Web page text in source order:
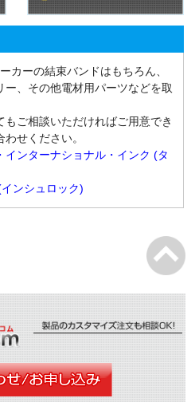
カーの結束バンドはもちろん、
、その他電材用パーツなどを取
ご相談いただければご用意でき
せください。
インターナショナル・インク (タ
ンシュロック)